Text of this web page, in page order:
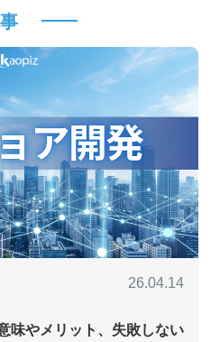
26.04.14
味やメリット、失敗しない